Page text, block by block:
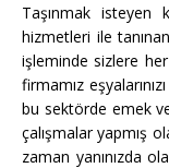
Taşınmak isteyen
hizmetleri ile
işleminde sizlere
firmamız
bu sektörde emek
çalışmalar yapmış
zaman yanınızda